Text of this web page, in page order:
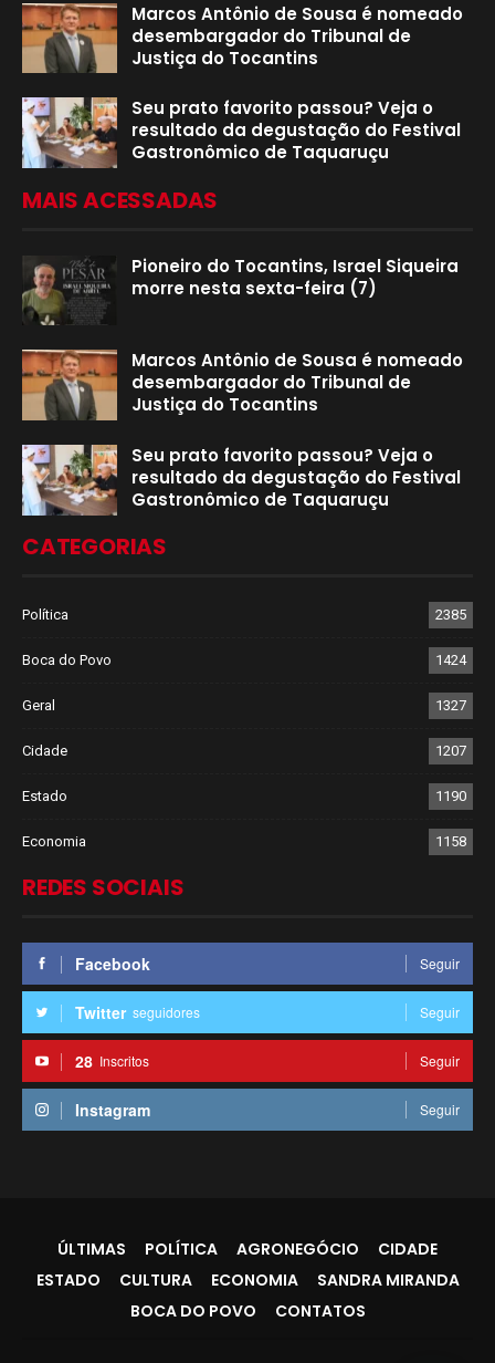
Marcos Antônio de Sousa é nomeado
desembargador do Tribunal de
Justiça do Tocantins
Seu prato favorito passou? Veja o
resultado da degustação do Festival
Gastronômico de Taquaruçu
MAIS ACESSADAS
Pioneiro do Tocantins, Israel Siqueira
morre nesta sexta-feira (7)
Marcos Antônio de Sousa é nomeado
desembargador do Tribunal de
Justiça do Tocantins
Seu prato favorito passou? Veja o
resultado da degustação do Festival
Gastronômico de Taquaruçu
CATEGORIAS
Política 2385
Boca do Povo 1424
Geral 1327
Cidade 1207
Estado 1190
Economia 1158
REDES SOCIAIS
Facebook Seguir
Twitter seguidores Seguir
28 Inscritos Seguir
Instagram Seguir
ÚLTIMAS POLÍTICA AGRONEGÓCIO
CIDADE
ESTADO
CULTURA ECONOMIA
SANDRA MIRANDA
BOCA DO POVO
CONTATOS